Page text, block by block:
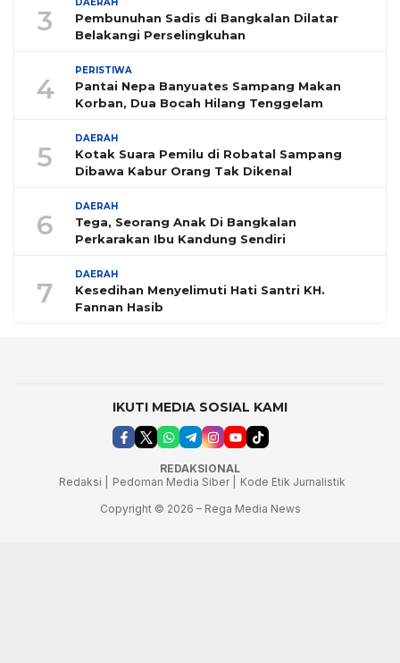
3
DAERAH
Pembunuhan Sadis di Bangkalan Dilatar
Belakangi Perselingkuhan
4
PERISTIWA
Pantai Nepa Banyuates Sampang Makan
Korban, Dua Bocah Hilang Tenggelam
5
DAERAH
Kotak Suara Pemilu di Robatal Sampang
Dibawa Kabur Orang Tak Dikenal
6
DAERAH
Tega, Seorang Anak Di Bangkalan
Perkarakan Ibu Kandung Sendiri
7
DAERAH
Kesedihan Menyelimuti Hati Santri KH.
Fannan Hasib
IKUTI MEDIA SOSIAL KAMI
REDAKSIONAL
Redaksi |
Pedoman Media Siber |
Kode Etik Jurnalistik
Copyright © 2026 – Rega Media News